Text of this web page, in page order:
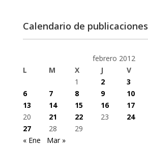
Calendario de publicaciones
febrero 2012
L
M X J V
1
2 3
6
7 8 9 10
13
14 15 16 17
20
21 22 23 24
27
28
29
« Ene
Mar »